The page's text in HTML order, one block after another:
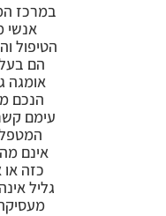
במרכז
אנשי
הטיפול
הם
אומגה
הנכם
עימם
אינם
כזה
גליל